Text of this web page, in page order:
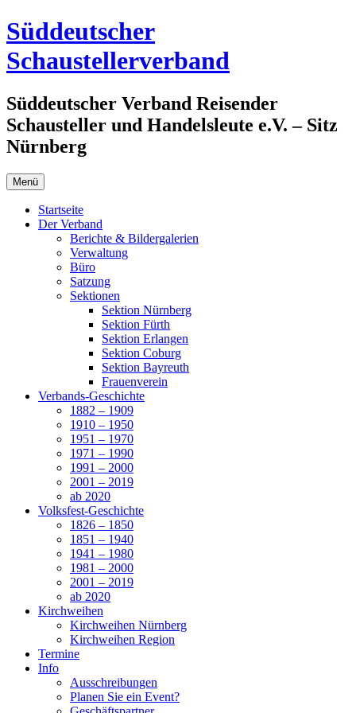
Zum
Inhalt
springen
Süddeutscher
Schaustellerverband
Süddeutscher Verband Reisender
Schausteller und Handelsleute e.V. – Sitz
Nürnberg
Menü
Startseite
Der Verband
Berichte & Bildergalerien
Verwaltung
Büro
Satzung
Sektionen
Sektion Nürnberg
Sektion Fürth
Sektion Erlangen
Sektion Coburg
Sektion Bayreuth
Frauenverein
Verbands-Geschichte
1882 – 1909
1910 – 1950
1951 – 1970
1971 – 1990
1991 – 2000
2001 – 2019
ab 2020
Volksfest-Geschichte
1826 – 1850
1851 – 1940
1941 – 1980
1981 – 2000
2001 – 2019
ab 2020
Kirchweihen
Kirchweihen Nürnberg
Kirchweihen Region
Termine
Info
Ausschreibungen
Planen Sie ein Event?